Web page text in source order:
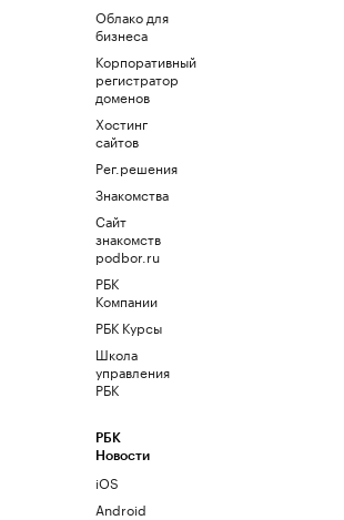
Облако для
бизнеса
Корпоративный
регистратор
доменов
Хостинг
сайтов
Рег.решения
Знакомства
Сайт
знакомств
podbor.ru
РБК
Компании
РБК Курсы
Школа
управления
РБК
РБК
Новости
iOS
Android